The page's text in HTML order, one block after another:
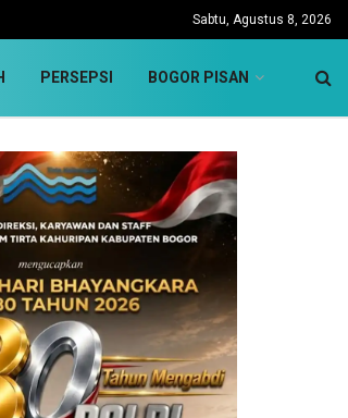
Sabtu, Agustus 8, 2026
PERSEPSI BOGOR PISAN